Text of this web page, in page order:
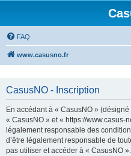
FAQ
www.casusno.fr
CasusNO - Inscription
En accédant à « CasusNO »
« CasusNO » et « https://www.casus-
légalement responsable des
d’être légalement responsable de
pas utiliser et accéder à « CasusNO